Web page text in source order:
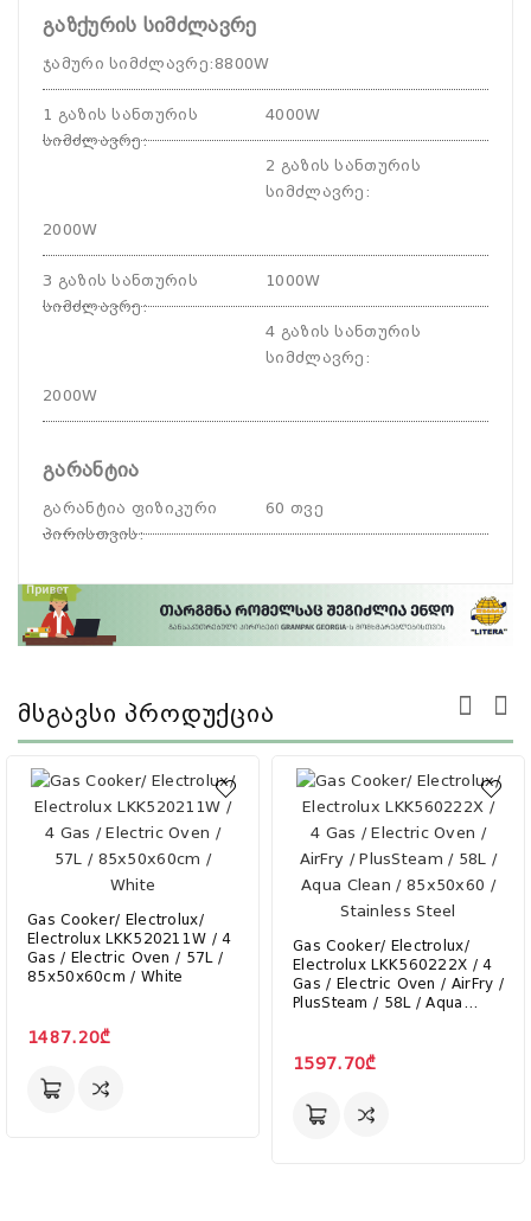
გაზქურის სიმძლავრე
ჯამური სიმძლავრე: 8800W
1 გაზის სანთურის
სიმძლავრე:
4000W
2 გაზის სანთურის
სიმძლავრე :
2000W
3 გაზის სანთურის
სიმძლავრე:
1000W
4 გაზის სანთურის
სიმძლავრე :
2000W
გარანტია
გარანტია ფიზიკური
პირისთვის:
60 თვე
Მსგავსი Პროდუქცია
Gas Cooker/ Electrolux/
Electrolux LKK520211W / 4
Gas / Electric Oven / 57L /
85x50x60cm / White
1487.20₾
Gas Cooker/ Electrolux/
Electrolux LKK560222X / 4
Gas / Electric Oven / AirFry /
PlusSteam / 58L / Aqua
1597.70₾